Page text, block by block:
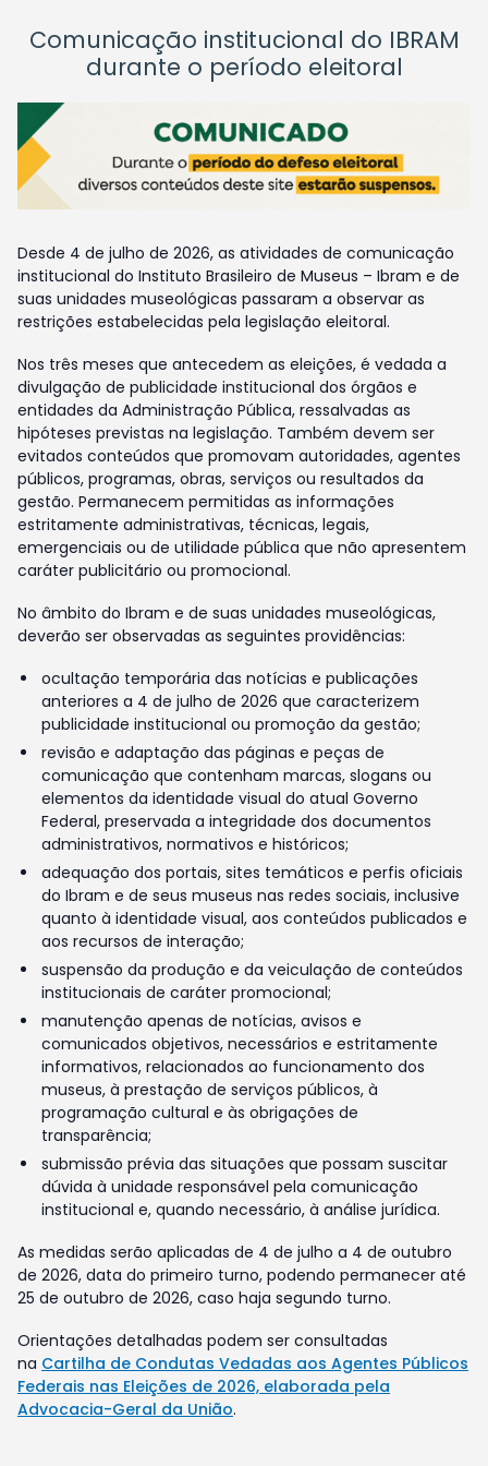
Comunicação institucional do IBRAM
durante o período eleitoral
Desde 4 de julho de 2026, as atividades de comunicação
institucional do Instituto Brasileiro de Museus – Ibram e de
suas unidades museológicas passaram a observar as
restrições estabelecidas pela legislação eleitoral.
Nos três meses que antecedem as eleições, é vedada a
divulgação de publicidade institucional dos órgãos e
entidades da Administração Pública, ressalvadas as
hipóteses previstas na legislação. Também devem ser
evitados conteúdos que promovam autoridades, agentes
públicos, programas, obras, serviços ou resultados da
gestão. Permanecem permitidas as informações
estritamente administrativas, técnicas, legais,
emergenciais ou de utilidade pública que não apresentem
caráter publicitário ou promocional.
No âmbito do Ibram e de suas unidades museológicas,
deverão ser observadas as seguintes providências:
ocultação temporária das notícias e publicações
anteriores a 4 de julho de 2026 que caracterizem
publicidade institucional ou promoção da gestão;
revisão e adaptação das páginas e peças de
comunicação que contenham marcas, slogans ou
elementos da identidade visual do atual Governo
Federal, preservada a integridade dos documentos
administrativos, normativos e históricos;
adequação dos portais, sites temáticos e perfis oficiais
do Ibram e de seus museus nas redes sociais, inclusive
quanto à identidade visual, aos conteúdos publicados e
aos recursos de interação;
suspensão da produção e da veiculação de conteúdos
institucionais de caráter promocional;
manutenção apenas de notícias, avisos e
comunicados objetivos, necessários e estritamente
informativos, relacionados ao funcionamento dos
museus, à prestação de serviços públicos, à
programação cultural e às obrigações de
transparência;
submissão prévia das situações que possam suscitar
dúvida à unidade responsável pela comunicação
institucional e, quando necessário, à análise jurídica.
As medidas serão aplicadas de 4 de julho a 4 de outubro
de 2026, data do primeiro turno, podendo permanecer até
25 de outubro de 2026, caso haja segundo turno.
Orientações detalhadas podem ser consultadas
na Cartilha de Condutas Vedadas aos Agentes Públicos
Federais nas Eleições de 2026, elaborada pela
Advocacia-Geral da União.